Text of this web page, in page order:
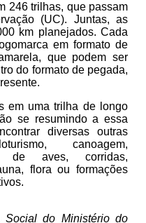
246 trilhas, que passam
(UC). Juntas, as
km planejados. Cada
em formato de
que podem ser
do formato de pegada,
em uma trilha de longo
se resumindo a essa
diversas outras
canoagem,
de aves, corridas,
flora ou formações
Social do Ministério do